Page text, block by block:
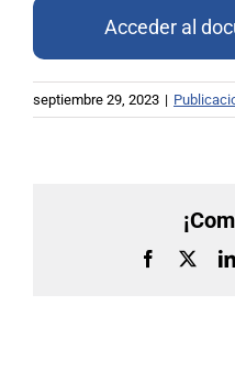
Acceder al
septiembre 29, 2023 |
Facebook